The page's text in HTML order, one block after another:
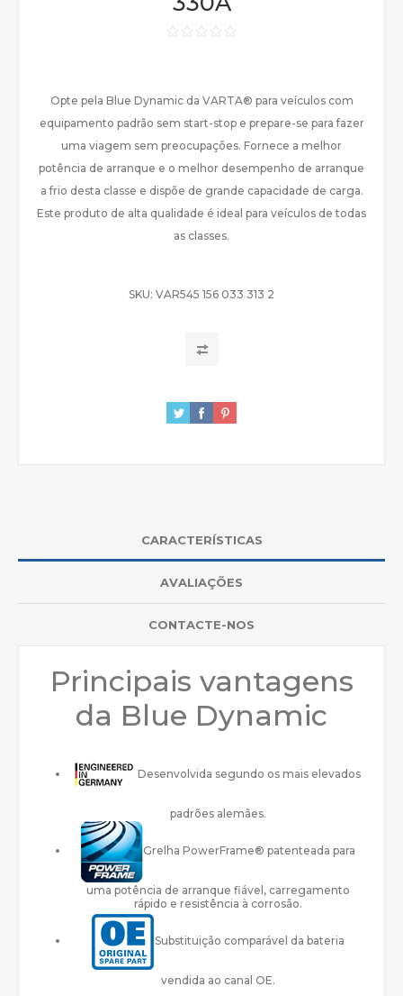
Opte pela Blue Dynamic da VARTA® para veículos com
equipamento padrão sem start-stop e prepare-se para fazer
uma viagem sem preocupações. Fornece a melhor
potência de arranque e o melhor desempenho de arranque
a frio desta classe e dispõe de grande capacidade de carga.
Este produto de alta qualidade é ideal para veículos de todas
as classes.
SKU: VAR545 156 033 313 2
CARACTERÍSTICAS
AVALIAÇÕES
CONTACTE-NOS
Principais vantagens
da Blue Dynamic
Desenvolvida segundo os mais elevados
padrões alemães.
Grelha PowerFrame® patenteada para
uma potência de arranque fiável, carregamento
rápido e resistência à corrosão.
Substituição comparável da bateria
vendida ao canal OE.